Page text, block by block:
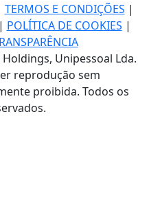
TERMOS E CONDIÇÕES |
| POLÍTICA DE COOKIES |
Unipessoal Lda.
reprodução sem
proibida. Todos os